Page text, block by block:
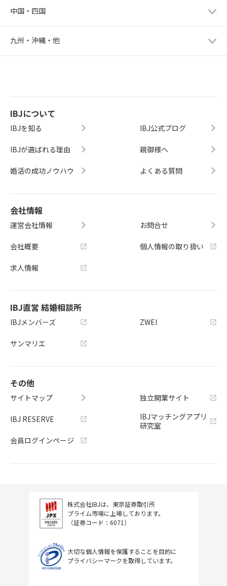
中国・四国
九州・沖縄・他
IBJについて
IBJを知る
IBJが選ばれる理由
婚活の成功ノウハウ
IBJ公式ブログ
親御様へ
よくある質問
会社情報
運営会社情報
会社概要
求人情報
お問合せ
個人情報の取り扱い
IBJ直営 結婚相談所
IBJメンバーズ
サンマリエ
ZWEI
その他
サイトマップ
IBJ RESERVE
会員ログインページ
独立開業サイト
IBJマッチングアプリ
研究室
株式会社IBJは、東京証券取引所
プライム市場に上場しております。
（証券コード：6071）
大切な個人情報を保護することを目的に
プライバシーマークを取得しています。